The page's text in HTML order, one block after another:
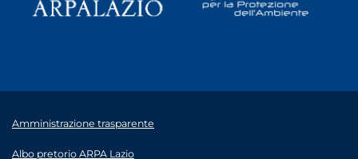
Amministrazione trasparente
Albo pretorio ARPA Lazio